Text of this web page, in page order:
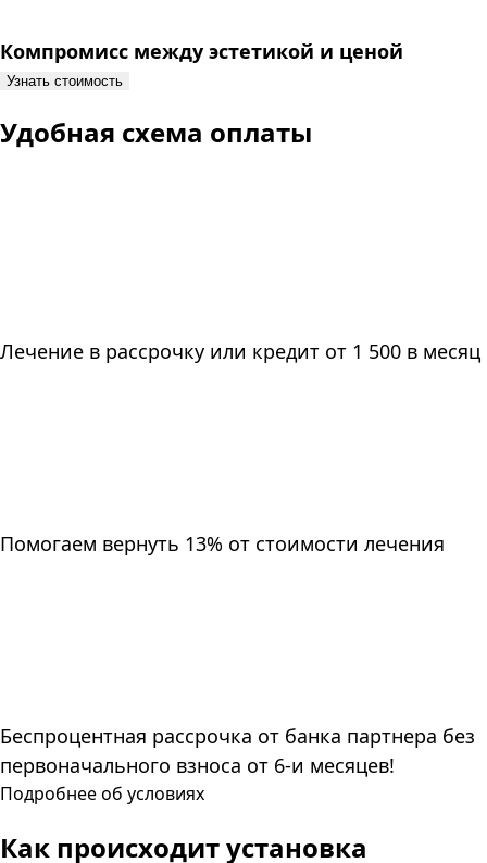
Компромисс между эстетикой и ценой
Узнать стоимость
Удобная схема оплаты
Лечение в рассрочку или кредит от 1 500 в месяц
Помогаем вернуть 13% от стоимости лечения
Беспроцентная рассрочка от банка партнера без
первоначального взноса от 6-и месяцев!
Подробнее об условиях
Как происходит установка